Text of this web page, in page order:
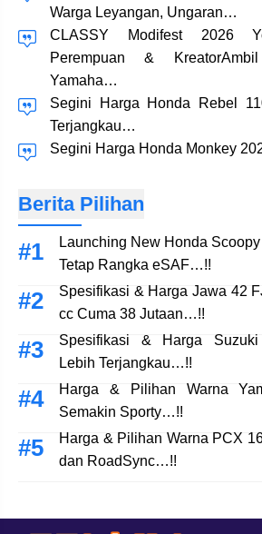
Warga Leyangan, Ungaran…
CLASSY Modifest 2026
Perempuan &
Yamaha…
Segini Harga Honda Rebel
Terjangkau…
Segini Harga Honda Monkey
Berita Pilihan
Launching New Honda
Tetap Rangka eSAF…!!
Spesifikasi & Harga Jawa 42
cc Cuma 38 Jutaan…!!
Spesifikasi & Harga
Lebih Terjangkau…!!
Harga & Pilihan Warna
Semakin Sporty…!!
Harga & Pilihan Warna PCX
dan RoadSync…!!